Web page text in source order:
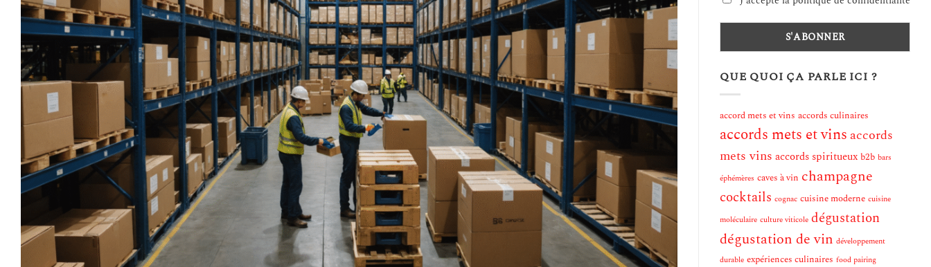
QUE QUOI ÇA PARLE ICI ?
accord mets et vins accords culinaires
accords mets et vins accords
mets vins accords spiritueux b2b bars
éphémères caves à vin champagne
cocktails cognac cuisine moderne cuisine
moléculaire culture viticole dégustation
dégustation de vin développement
durable expériences culinaires food pairing